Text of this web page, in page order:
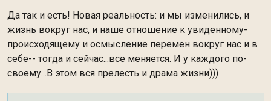
Да так и есть! Новая реальность: и мы изменились, и
жизнь вокруг нас, и наше отношение к увиденному-
происходящему и осмысление перемен вокруг нас и в
себе-- тогда и сейчас...все меняется. И у каждого по-
своему...В этом вся прелесть и драма жизни)))